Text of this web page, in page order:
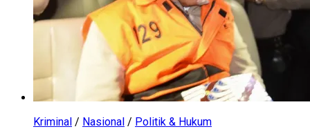
Kriminal / Nasional / Politik & Hukum